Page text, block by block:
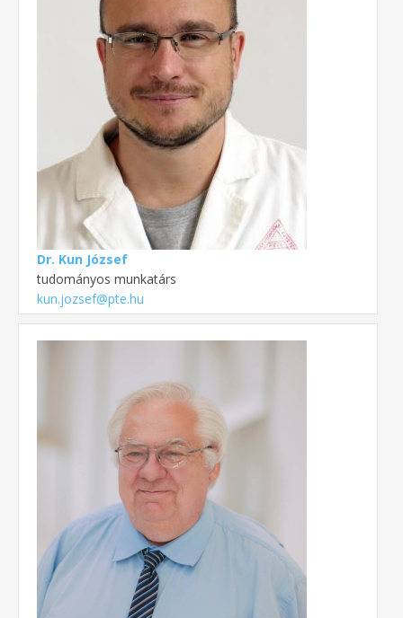
Dr. Kun József
tudományos munkatárs
kun.jozsef@pte.hu